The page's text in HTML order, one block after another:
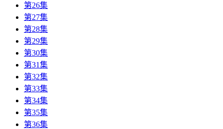
第26集
第27集
第28集
第29集
第30集
第31集
第32集
第33集
第34集
第35集
第36集